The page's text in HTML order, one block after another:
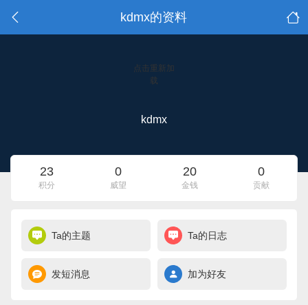
kdmx的资料
点击重新加
载
kdmx
23
积分
0
威望
20
金钱
0
贡献
Ta的主题 Ta的日志
发短消息 加为好友